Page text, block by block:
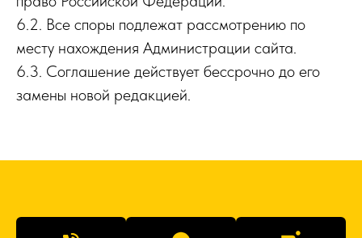
6.2. Все споры подлежат рассмотрению по
месту нахождения Администрации сайта.
6.3. Соглашение действует бессрочно до его
замены новой редакцией.